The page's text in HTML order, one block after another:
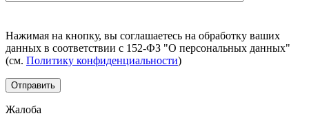
Нажимая на кнопку, вы соглашаетесь на обработку ваших
данных в соответствии с 152-ФЗ "О персональных данных"
(см. Политику конфиденциальности)
Жалоба